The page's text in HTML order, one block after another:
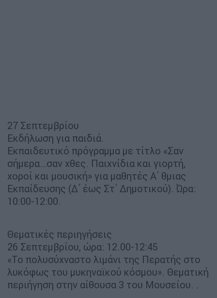
27 Σεπτεμβρίου
Εκδήλωση για παιδιά.
Εκπαιδευτικό πρόγραμμα με τίτλο «Σαν
σήμερα…σαν χθες. Παιχνίδια και γιορτή,
χοροί και μουσική» για μαθητές Α΄ θμιας
Εκπαίδευσης (Δ΄ έως Στ΄ Δημοτικού). Ώρα:
10:00-12:00.
Θεματικές περιηγήσεις
26 Σεπτεμβρίου, ώρα: 12.00-12:45
«Το πολυσύχναστο λιμάνι της Περατής στο
λυκόφως του μυκηναϊκού κόσμου». Θεματική
περιήγηση στην αίθουσα 3 του Μουσείου. .